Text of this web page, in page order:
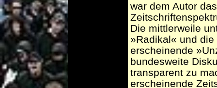
war dem Autor
Die mittlerweile
»Radikal« und
erscheinende
bundesweite
transparent zu
erscheinende